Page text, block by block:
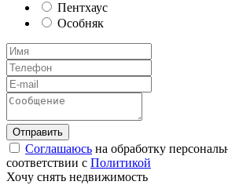
Пентхаус
Особняк
Соглашаюсь на обработку
соответствии с Политикой
Хочу снять недвижимость